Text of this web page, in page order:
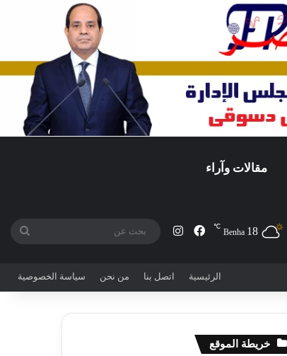
مقالات وآراء
Benha 18
℃ فيسبوكانستقرام
الرئيسية اتصل بنا من نحن سياسة الخصوصية
خريطة الموقع